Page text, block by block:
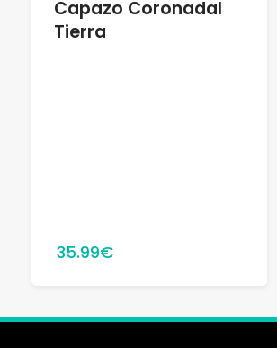
Capazo Coronadal
Tierra
35.99€